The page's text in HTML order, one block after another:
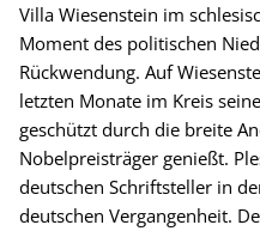
Villa Wiesenstein im
Moment des politischen
Rückwendung. Auf
letzten Monate im Kreis
geschützt durch die breite
Nobelpreisträger genießt.
deutschen Schriftsteller in
deutschen Vergangenheit.